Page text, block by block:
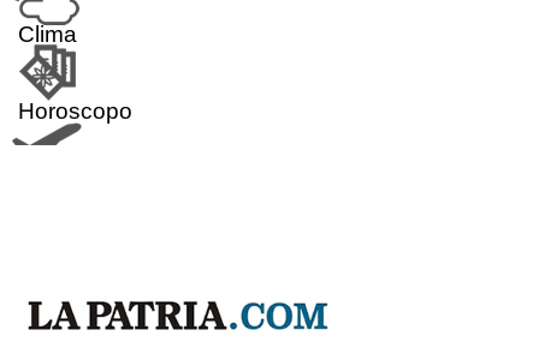
Clima
Horoscopo